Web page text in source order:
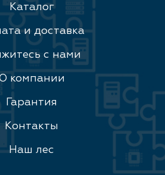
Каталог
и доставка
с нами
компании
Гарантия
Контакты
Наш лес